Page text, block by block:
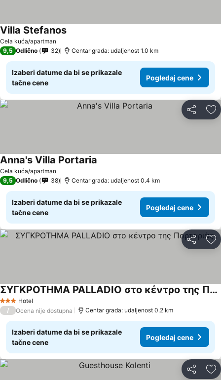
Cela kuća/apartman
Villa Stefanos
9,5 Odlično 32 Centar grada: udaljenost 1.0 km
Izaberi datume da bi se prikazale
tačne cene
Pogledaj cene
Deli
Cela kuća/apartman
Anna's Villa Portaria
9,5 Odlično 38 Centar grada: udaljenost 0.4 km
Izaberi datume da bi se prikazale
tačne cene
Pogledaj cene
Deli
3 Zvezdice
Hotel
ΣΥΓΚΡΟΤΗΜΑ PALLADIO στο κέντρο της Πορταριάς
/ Ocena nije dostupna Centar grada: udaljenost 0.2 km
Izaberi datume da bi se prikazale
tačne cene
Pogledaj cene
Deli